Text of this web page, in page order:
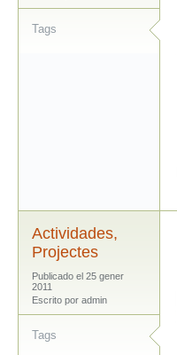
Tags
Actividades,
Projectes
Publicado el 25 gener
2011
Escrito por admin
Tags